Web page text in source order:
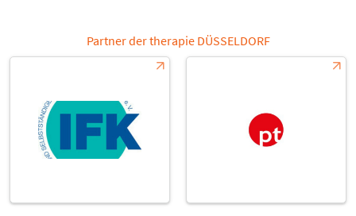
Partner der therapie DÜSSELDORF